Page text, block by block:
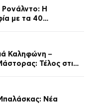
Ρονάλντο: Η
με τα 40
Καληφώνη –
Τέλος στις
Νέα